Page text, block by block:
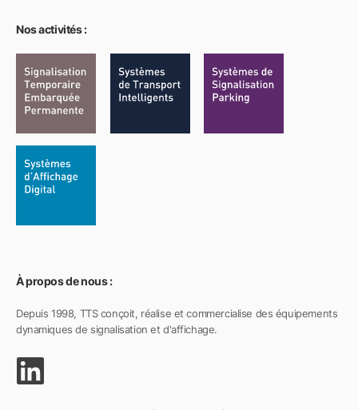
Nos activités :
À propos de nous :
Depuis 1998, TTS conçoit, réalise et commercialise des équipements
dynamiques de signalisation et d'affichage.